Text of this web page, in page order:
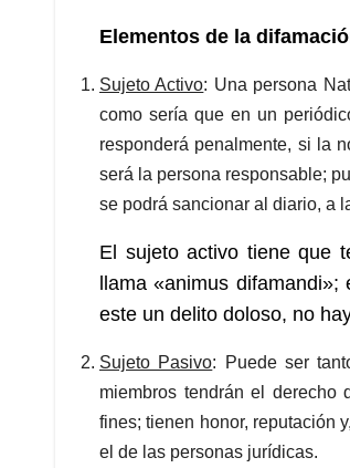
Elementos de la
Sujeto Activo: Una persona
como sería que en un
responderá penalmente, si la
será la persona responsable;
se podrá sancionar al diario, a
El sujeto activo tiene que
llama «animus
este un delito doloso, no
Sujeto Pasivo: Puede ser
miembros tendrán el derecho
fines; tienen honor, reputación
el de las personas jurídicas.